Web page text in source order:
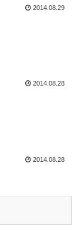
2014.08.29
2014.08.28
2014.08.28